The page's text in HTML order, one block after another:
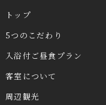
トップ
5つのこだわり
入浴付ご昼食プラン
客室について
周辺観光